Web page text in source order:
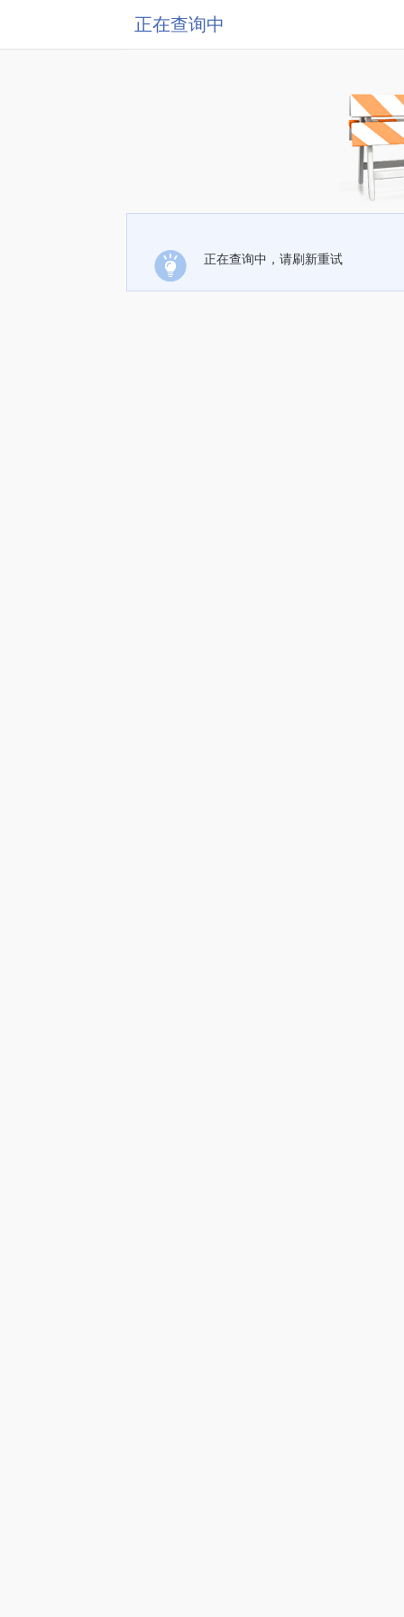
正在查询中
正在查询中，请刷新重试